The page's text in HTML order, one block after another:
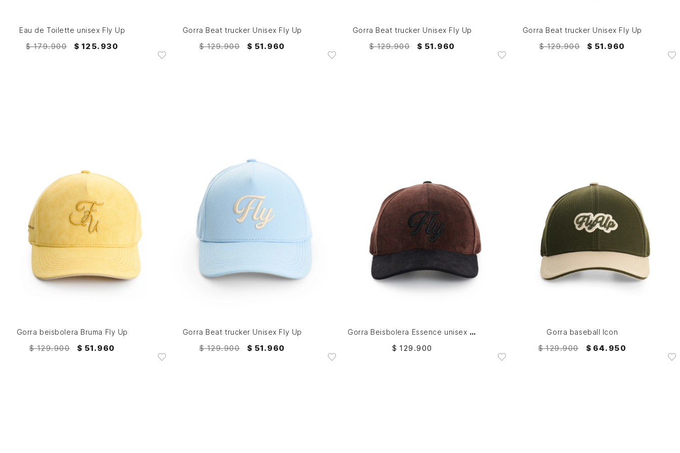
Eau de Toilette unisex Fly Up
$ 179.900 $ 125. 930
Gorra Beat trucker Unisex Fly Up
$ 129.900 $ 51.960
Gorra Beat trucker Unisex Fly Up
$ 129.900 $ 51.960
Gorra Beat trucker Unisex Fly Up
$ 129.900 $ 51.960
Gorra beisbolera Bruma Fly Up
$ 129.900 $ 51.960
Gorra Beat trucker Unisex Fly Up
$ 129.900 $ 51.960
Gorra Beisbolera Essence unisex Fly Up
$ 129 .900
Gorra baseball Icon
$ 129.900 $ 64. 950